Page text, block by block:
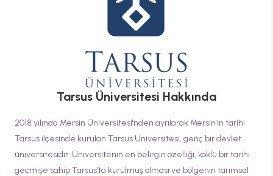
Tarsus Üniversitesi Hakkında
2018 yılında Mersin Üniversitesi'nden ayrılarak Mersin'in tarihi
Tarsus ilçesinde kurulan Tarsus Üniversitesi, genç bir devlet
üniversitesidir. Üniversitenin en belirgin özelliği, köklü bir tarihi
geçmişe sahip Tarsus'ta kurulmuş olması ve bölgenin tarımsal